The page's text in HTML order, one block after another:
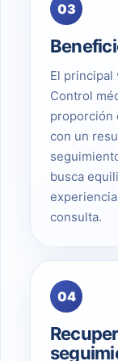
03
El principal
Control
proporción
con un
busca
consulta.
04